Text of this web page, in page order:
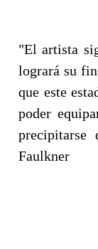
"El artista
logrará su
que este
poder
precipitarse
Faulkner